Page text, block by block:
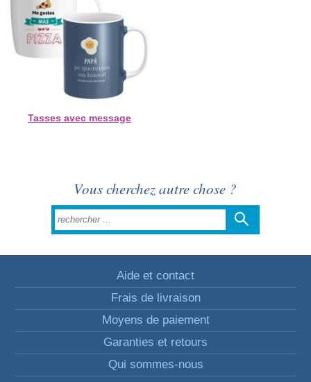
Tasses avec message
Vous cherchez autre chose ?
Aide et contact
Frais de livraison
Moyens de paiement
Garanties et retours
Qui sommes-nous